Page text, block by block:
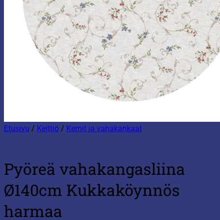
Etusivu / Keittiö / Kernit ja vahakankaat
Pyöreä vahakangasliina
Ø140cm Kukkaköynnös
harmaa